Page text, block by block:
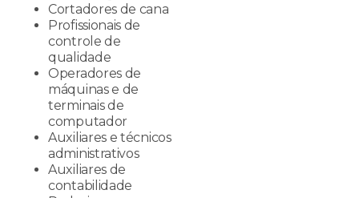
Cortadores de cana
Profissionais de
controle de
qualidade
Operadores de
máquinas e de
terminais de
computador
Auxiliares e técnicos
administrativos
Auxiliares de
contabilidade